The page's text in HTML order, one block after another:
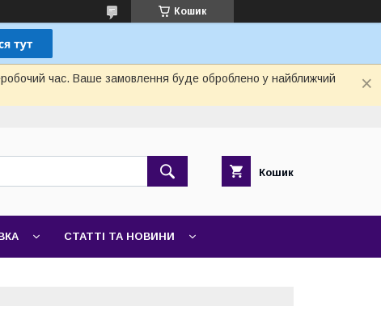
Кошик
час. Ваше замовлення буде оброблено у найближчий
Кошик
СТАТТІ ТА НОВИНИ